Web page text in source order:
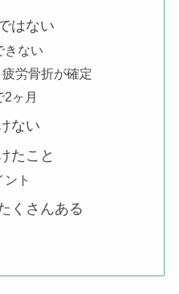
はない
きない
労骨折が確定
ヶ月
ない
たこと
ト
くさんある